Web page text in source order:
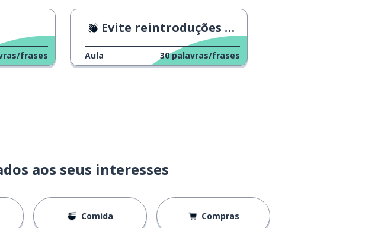
frases
Evite reintroduções constrangedoras
Aula 30 palavras/frases
aos seus interesses
Comida Compras